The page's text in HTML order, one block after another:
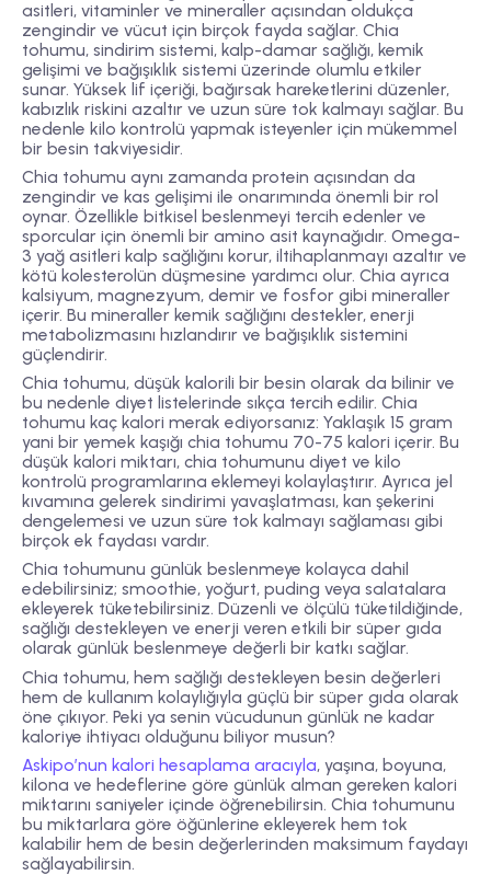
asitleri, vitaminler ve mineraller açısından oldukça
zengindir ve vücut için birçok fayda sağlar. Chia
tohumu, sindirim sistemi, kalp-damar sağlığı, kemik
gelişimi ve bağışıklık sistemi üzerinde olumlu etkiler
sunar. Yüksek lif içeriği, bağırsak hareketlerini düzenler,
kabızlık riskini azaltır ve uzun süre tok kalmayı sağlar. Bu
nedenle kilo kontrolü yapmak isteyenler için mükemmel
bir besin takviyesidir.
Chia tohumu aynı zamanda protein açısından da
zengindir ve kas gelişimi ile onarımında önemli bir rol
oynar. Özellikle bitkisel beslenmeyi tercih edenler ve
sporcular için önemli bir amino asit kaynağıdır. Omega-
3 yağ asitleri kalp sağlığını korur, iltihaplanmayı azaltır ve
kötü kolesterolün düşmesine yardımcı olur. Chia ayrıca
kalsiyum, magnezyum, demir ve fosfor gibi mineraller
içerir. Bu mineraller kemik sağlığını destekler, enerji
metabolizmasını hızlandırır ve bağışıklık sistemini
güçlendirir.
Chia tohumu, düşük kalorili bir besin olarak da bilinir ve
bu nedenle diyet listelerinde sıkça tercih edilir. Chia
tohumu kaç kalori merak ediyorsanız: Yaklaşık 15 gram
yani bir yemek kaşığı chia tohumu 70-75 kalori içerir. Bu
düşük kalori miktarı, chia tohumunu diyet ve kilo
kontrolü programlarına eklemeyi kolaylaştırır. Ayrıca jel
kıvamına gelerek sindirimi yavaşlatması, kan şekerini
dengelemesi ve uzun süre tok kalmayı sağlaması gibi
birçok ek faydası vardır.
Chia tohumunu günlük beslenmeye kolayca dahil
edebilirsiniz; smoothie, yoğurt, puding veya salatalara
ekleyerek tüketebilirsiniz. Düzenli ve ölçülü tüketildiğinde,
sağlığı destekleyen ve enerji veren etkili bir süper gıda
olarak günlük beslenmeye değerli bir katkı sağlar.
Chia tohumu, hem sağlığı destekleyen besin değerleri
hem de kullanım kolaylığıyla güçlü bir süper gıda olarak
öne çıkıyor. Peki ya senin vücudunun günlük ne kadar
kaloriye ihtiyacı olduğunu biliyor musun?
Askipo’nun kalori hesaplama aracıyla, yaşına, boyuna,
kilona ve hedeflerine göre günlük alman gereken kalori
miktarını saniyeler içinde öğrenebilirsin. Chia tohumunu
bu miktarlara göre öğünlerine ekleyerek hem tok
kalabilir hem de besin değerlerinden maksimum faydayı
sağlayabilirsin.